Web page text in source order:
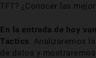
TFT? ¿Conocer las
En la entrada de hoy
Tactics . Analizaremos
de datos y